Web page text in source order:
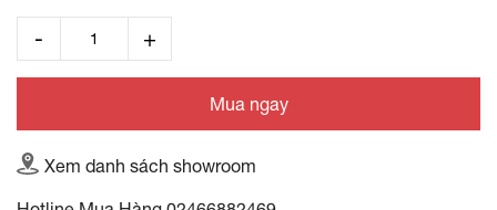
Mua ngay
Xem danh sách showroom